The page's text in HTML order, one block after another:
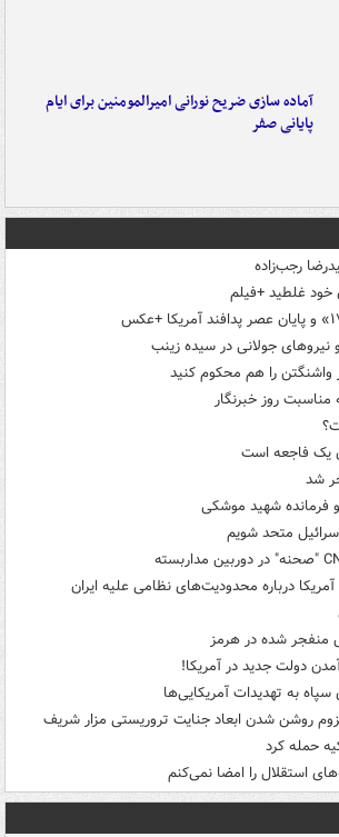
آماده سازی ضریح نورانی امیرالمومنین برای ایام
پایانی صفر
رجب‌زاده
خود غلطید +فیلم
جولانی در سیده زینب
واشنگتن را هم محکوم کنید
مناسبت روز خبرنگار
یک فاجعه است
شد
فرمانده شهید موشکی
متحد شویم
درباره محدودیت‌های نظامی علیه ایران
منفجر شده در هرمز
دولت جدید در آمریکا!
به تهدیدات آمریکایی‌ها
روشن شدن ابعاد جنایت تروریستی مزار شریف
حمله کرد
استقلال را امضا نمی‌کنم